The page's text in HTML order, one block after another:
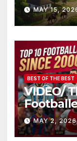
MAY 15,
BEST OF THE BEST
VIDEO/
IsMAY 2, 2026